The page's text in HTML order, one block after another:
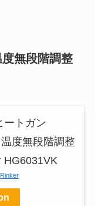
無段階調整
ートガン
度無段階調整
HG6031VK
Rinker